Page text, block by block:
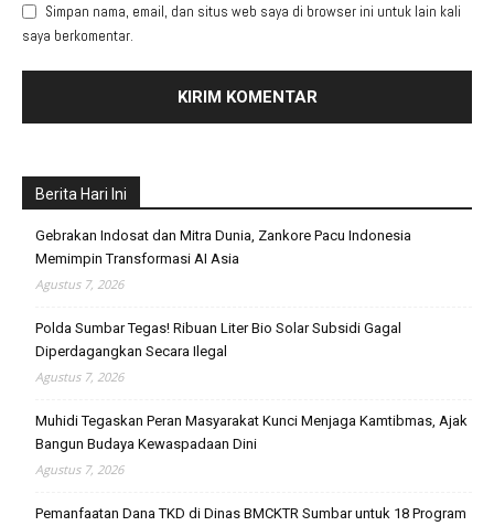
Simpan nama, email, dan situs web saya di browser ini untuk lain kali
saya berkomentar.
Berita Hari Ini
Gebrakan Indosat dan Mitra Dunia, Zankore Pacu Indonesia
Memimpin Transformasi AI Asia
Agustus 7, 2026
Polda Sumbar Tegas! Ribuan Liter Bio Solar Subsidi Gagal
Diperdagangkan Secara Ilegal
Agustus 7, 2026
Muhidi Tegaskan Peran Masyarakat Kunci Menjaga Kamtibmas, Ajak
Bangun Budaya Kewaspadaan Dini
Agustus 7, 2026
Pemanfaatan Dana TKD di Dinas BMCKTR Sumbar untuk 18 Program